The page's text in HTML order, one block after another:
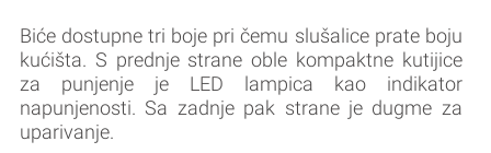
Biće dostupne tri boje pri čemu slušalice prate boju
kućišta. S prednje strane oble kompaktne kutijice
za punjenje je LED lampica kao indikator
napunjenosti. Sa zadnje pak strane je dugme za
uparivanje.